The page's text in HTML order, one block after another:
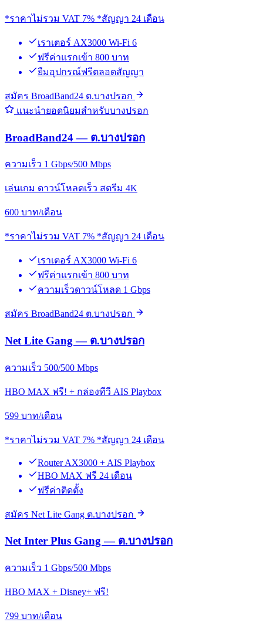
*ราคาไม่รวม VAT 7% *สัญญา 24 เดือน
เราเตอร์ AX3000 Wi-Fi 6
ฟรีค่าแรกเข้า 800 บาท
ยืมอุปกรณ์ฟรีตลอดสัญญา
สมัคร BroadBand24 ต.บางปรอก
แนะนำยอดนิยมสำหรับบางปรอก
BroadBand24 — ต.บางปรอก
ความเร็ว 1 Gbps/500 Mbps
เล่นเกม ดาวน์โหลดเร็ว สตรีม 4K
600 บาท/เดือน
*ราคาไม่รวม VAT 7% *สัญญา 24 เดือน
เราเตอร์ AX3000 Wi-Fi 6
ฟรีค่าแรกเข้า 800 บาท
ความเร็วดาวน์โหลด 1 Gbps
สมัคร BroadBand24 ต.บางปรอก
Net Lite Gang — ต.บางปรอก
ความเร็ว 500/500 Mbps
HBO MAX ฟรี! + กล่องทีวี AIS Playbox
599 บาท/เดือน
*ราคาไม่รวม VAT 7% *สัญญา 24 เดือน
Router AX3000 + AIS Playbox
HBO MAX ฟรี 24 เดือน
ฟรีค่าติดตั้ง
สมัคร Net Lite Gang ต.บางปรอก
Net Inter Plus Gang — ต.บางปรอก
ความเร็ว 1 Gbps/500 Mbps
HBO MAX + Disney+ ฟรี!
799 บาท/เดือน